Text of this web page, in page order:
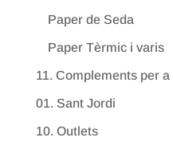
Paper de Seda
Paper Tèrmic i varis
11. Complements per a
01. Sant Jordi
10. Outlets